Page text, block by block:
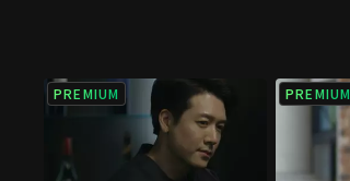
PREMIUM PREMIUM